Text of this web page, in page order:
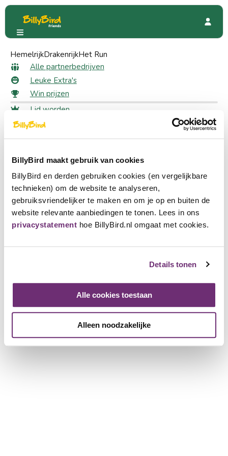
BillyBird maakt gebruik van cookies
BillyBird en derden gebruiken cookies (en vergelijkbare
technieken) om de website te analyseren,
gebruiksvriendelijker te maken en om je op en buiten de
website relevante aanbiedingen te tonen. Lees in ons
privacystatement hoe BillyBird.nl omgaat met cookies.
Details tonen
Alle cookies toestaan
Alleen noodzakelijke
HemelrijkDrakenrijkHet Run
Alle partnerbedrijven
Leuke Extra's
Win prijzen
Lid worden
Inloggen
Taal kiezen
Nederlands
English
Deutsch
Partner worden
Restaurant Charlie Beoordelingen
Alle beoordelingen voor
Restaurant Charlie
Plaats een beoordeling
Schrijf een review voor deze pagina.
Snel naar
Alle partnerbedrijven
Leuke Extra's
Win prijzen
Werken bij BillyBird
Exploitatie strandbaden
Voor partnerbedrijven